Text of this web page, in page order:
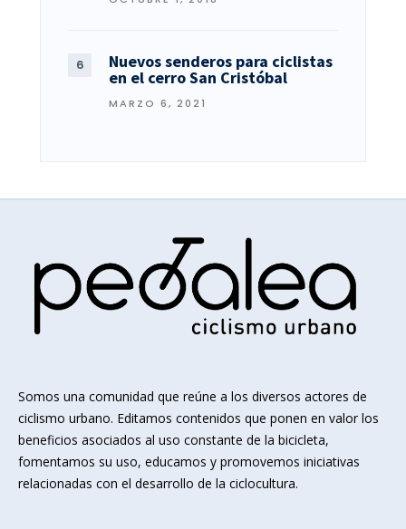
Nuevos senderos para ciclistas
en el cerro San Cristóbal
MARZO 6, 2021
Somos una comunidad que reúne a los diversos actores de
ciclismo urbano. Editamos contenidos que ponen en valor los
beneficios asociados al uso constante de la bicicleta,
fomentamos su uso, educamos y promovemos iniciativas
relacionadas con el desarrollo de la ciclocultura.